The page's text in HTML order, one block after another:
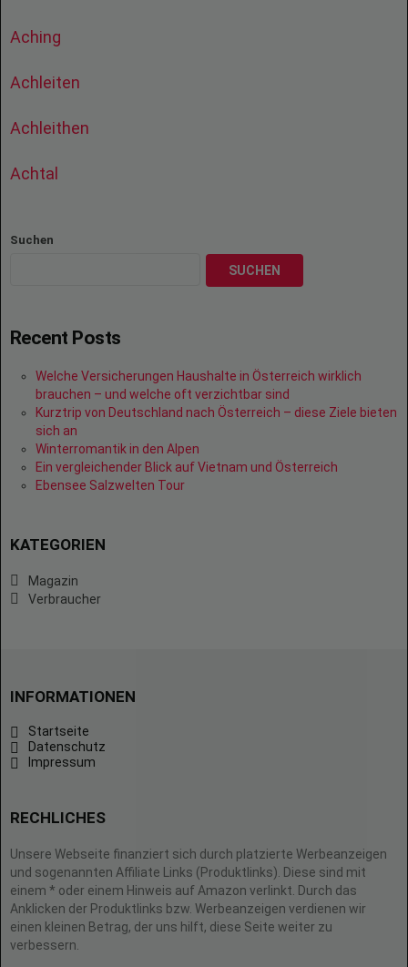
Aching
Achleiten
Achleithen
Achtal
Suchen
SUCHEN
Recent Posts
Welche Versicherungen Haushalte in Österreich wirklich
brauchen – und welche oft verzichtbar sind
Kurztrip von Deutschland nach Österreich – diese Ziele bieten
sich an
Winterromantik in den Alpen
Ein vergleichender Blick auf Vietnam und Österreich
Ebensee Salzwelten Tour
KATEGORIEN
Magazin
Verbraucher
INFORMATIONEN
Startseite
Datenschutz
Impressum
RECHLICHES
Unsere Webseite finanziert sich durch platzierte Werbeanzeigen
und sogenannten Affiliate Links (Produktlinks). Diese sind mit
einem * oder einem Hinweis auf Amazon verlinkt. Durch das
Anklicken der Produktlinks bzw. Werbeanzeigen verdienen wir
einen kleinen Betrag, der uns hilft, diese Seite weiter zu
verbessern.